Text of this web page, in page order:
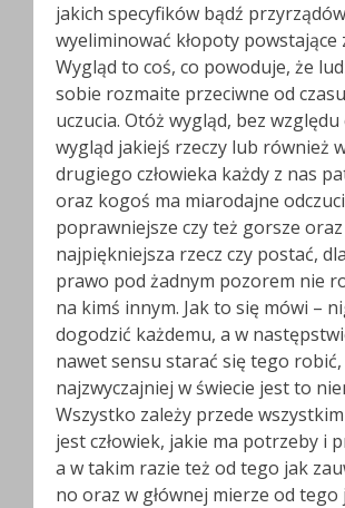
jakich specyfików bądź
wyeliminować kłopoty powstające
Wygląd to coś, co powoduje, że
sobie rozmaite przeciwne od
uczucia. Otóż wygląd, bez
wygląd jakiejś rzeczy lub również
drugiego człowieka każdy z nas
oraz kogoś ma miarodajne
poprawniejsze czy też gorsze
najpiękniejsza rzecz czy postać,
prawo pod żadnym pozorem nie
na kimś innym. Jak to się mówi –
dogodzić każdemu, a w
nawet sensu starać się tego
najzwyczajniej w świecie jest to
Wszystko zależy przede
jest człowiek, jakie ma potrzeby i
a w takim razie też od tego jak
no oraz w głównej mierze od tego